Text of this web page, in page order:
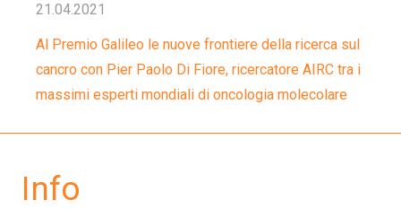
21.04.2021
Al Premio Galileo le nuove frontiere della ricerca sul
cancro con Pier Paolo Di Fiore, ricercatore AIRC tra i
massimi esperti mondiali di oncologia molecolare
Info